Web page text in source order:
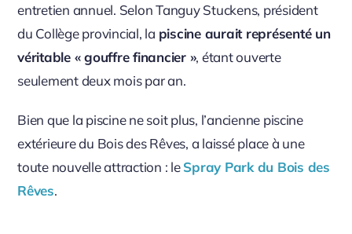
entretien annuel. Selon Tanguy Stuckens, président
du Collège provincial, la piscine aurait représenté un
véritable « gouffre financier », étant ouverte
seulement deux mois par an.
Bien que la piscine ne soit plus, l’ancienne piscine
extérieure du Bois des Rêves, a laissé place à une
toute nouvelle attraction : leSpray Park du Bois des
Rêves.